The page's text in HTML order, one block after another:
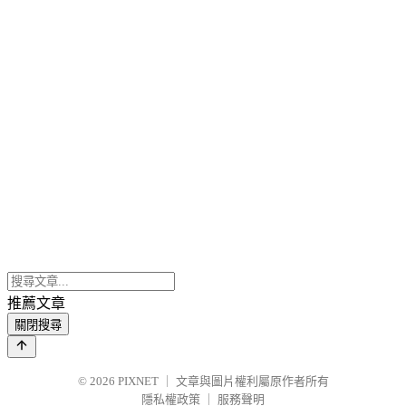
推薦文章
關閉搜尋
© 2026 PIXNET
文章與圖片權利屬原作者所有
隱私權政策
服務聲明